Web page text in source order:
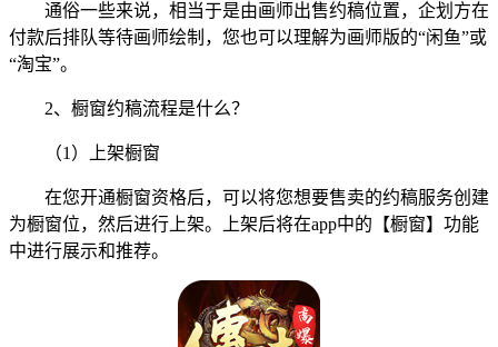
通俗一些来说，相当于是由画师出售约稿位置，企划方在
付款后排队等待画师绘制，您也可以理解为画师版的“闲鱼”或
“淘宝”。
2、橱窗约稿流程是什么？
（1）上架橱窗
在您开通橱窗资格后，可以将您想要售卖的约稿服务创建
为橱窗位，然后进行上架。上架后将在app中的【橱窗】功能
中进行展示和推荐。